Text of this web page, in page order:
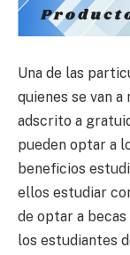
Una de las
quienes se van
adscrito a
pueden optar a
beneficios
ellos estudiar
de optar a
los estudiantes